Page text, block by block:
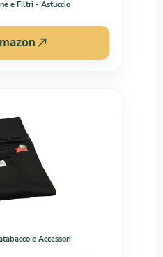
e Filtri - Astuccio
e Accessori